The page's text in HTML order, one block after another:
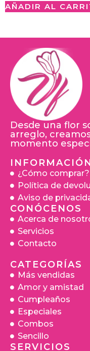
AÑADIR AL
Desde una flor
arreglo,
momento
¿Cómo comprar?
Política de
Aviso de
CONÓCENOS
Acerca de
Servicios
Contacto
CATEGORÍAS
Más vendidas
Amor y amistad
Cumpleaños
Especiales
Combos
Sencillo
SERVICIOS